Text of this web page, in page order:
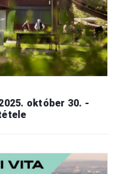
október 30. -